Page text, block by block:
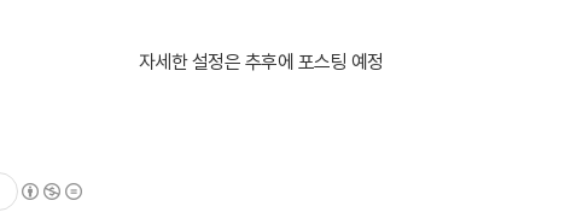
자세한 설정은 추후에 포스팅 예정